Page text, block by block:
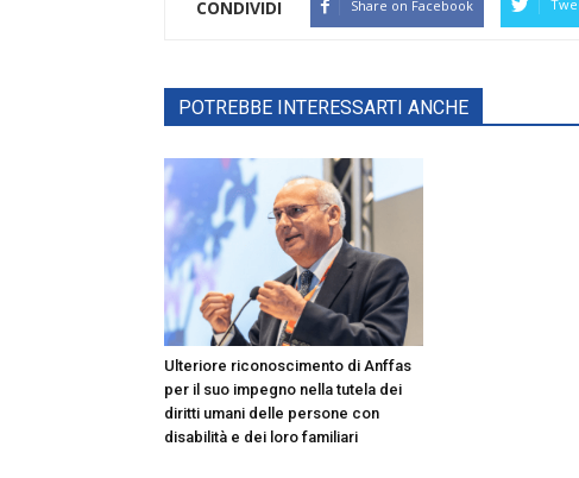
CONDIVIDI Share on Facebook
POTREBBE INTERESSARTI ANCHE
Ulteriore riconoscimento di Anffas
per il suo impegno nella tutela dei
diritti umani delle persone con
disabilità e dei loro familiari